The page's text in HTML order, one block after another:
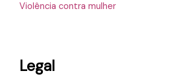
Violência contra mulher
Legal